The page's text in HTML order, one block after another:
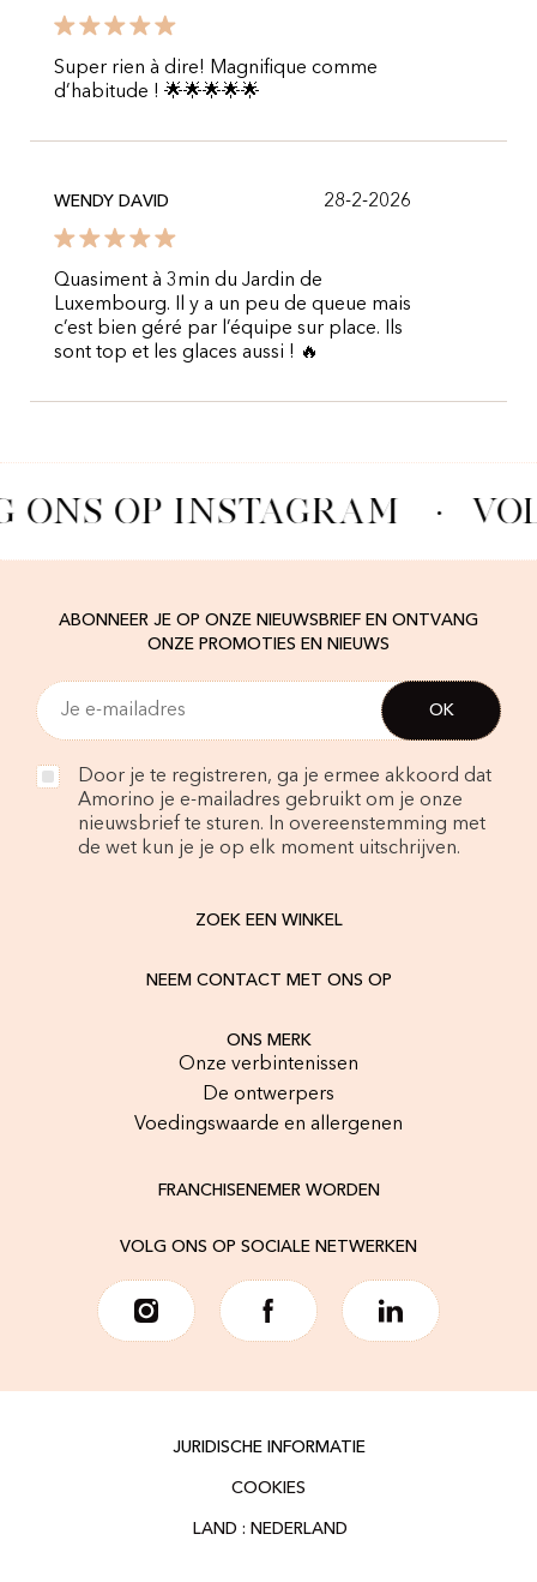
Super rien à dire! Magnifique comme
d’habitude ! 🌟🌟🌟🌟🌟
WENDY DAVID 28-2-2026
Quasiment à 3min du Jardin de
Luxembourg. Il y a un peu de queue mais
c’est bien géré par l’équipe sur place. Ils
sont top et les glaces aussi ! 🔥
ONS OP INSTAGRAM ·
ABONNEER JE OP ONZE NIEUWSBRIEF EN ONTVANG
ONZE PROMOTIES EN NIEUWS
Door je te registreren, ga je ermee akkoord dat
Amorino je e-mailadres gebruikt om je onze
nieuwsbrief te sturen. In overeenstemming met
de wet kun je je op elk moment uitschrijven.
ZOEK EEN WINKEL
NEEM CONTACT MET ONS OP
ONS MERK
Onze verbintenissen
De ontwerpers
Voedingswaarde en allergenen
FRANCHISENEMER WORDEN
VOLG ONS OP SOCIALE NETWERKEN
JURIDISCHE INFORMATIE
COOKIES